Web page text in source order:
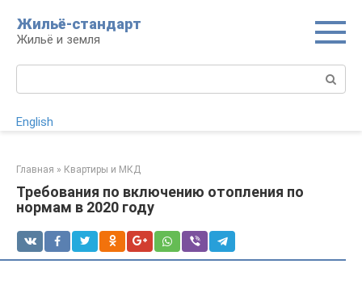
контенту
Жильё-стандарт
Жильё и земля
English
Главная » Квартиры и МКД
Требования по включению отопления по
нормам в 2020 году